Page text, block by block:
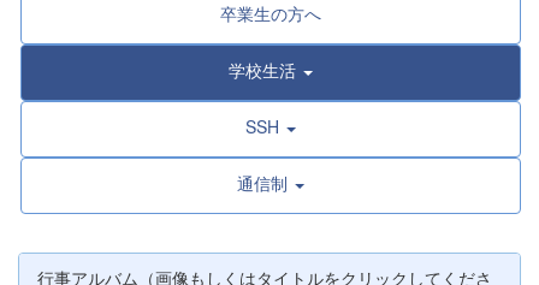
卒業生の方へ
学校生活
SSH
通信制
行事アルバム（画像もしくはタイトルをクリックしてくださ